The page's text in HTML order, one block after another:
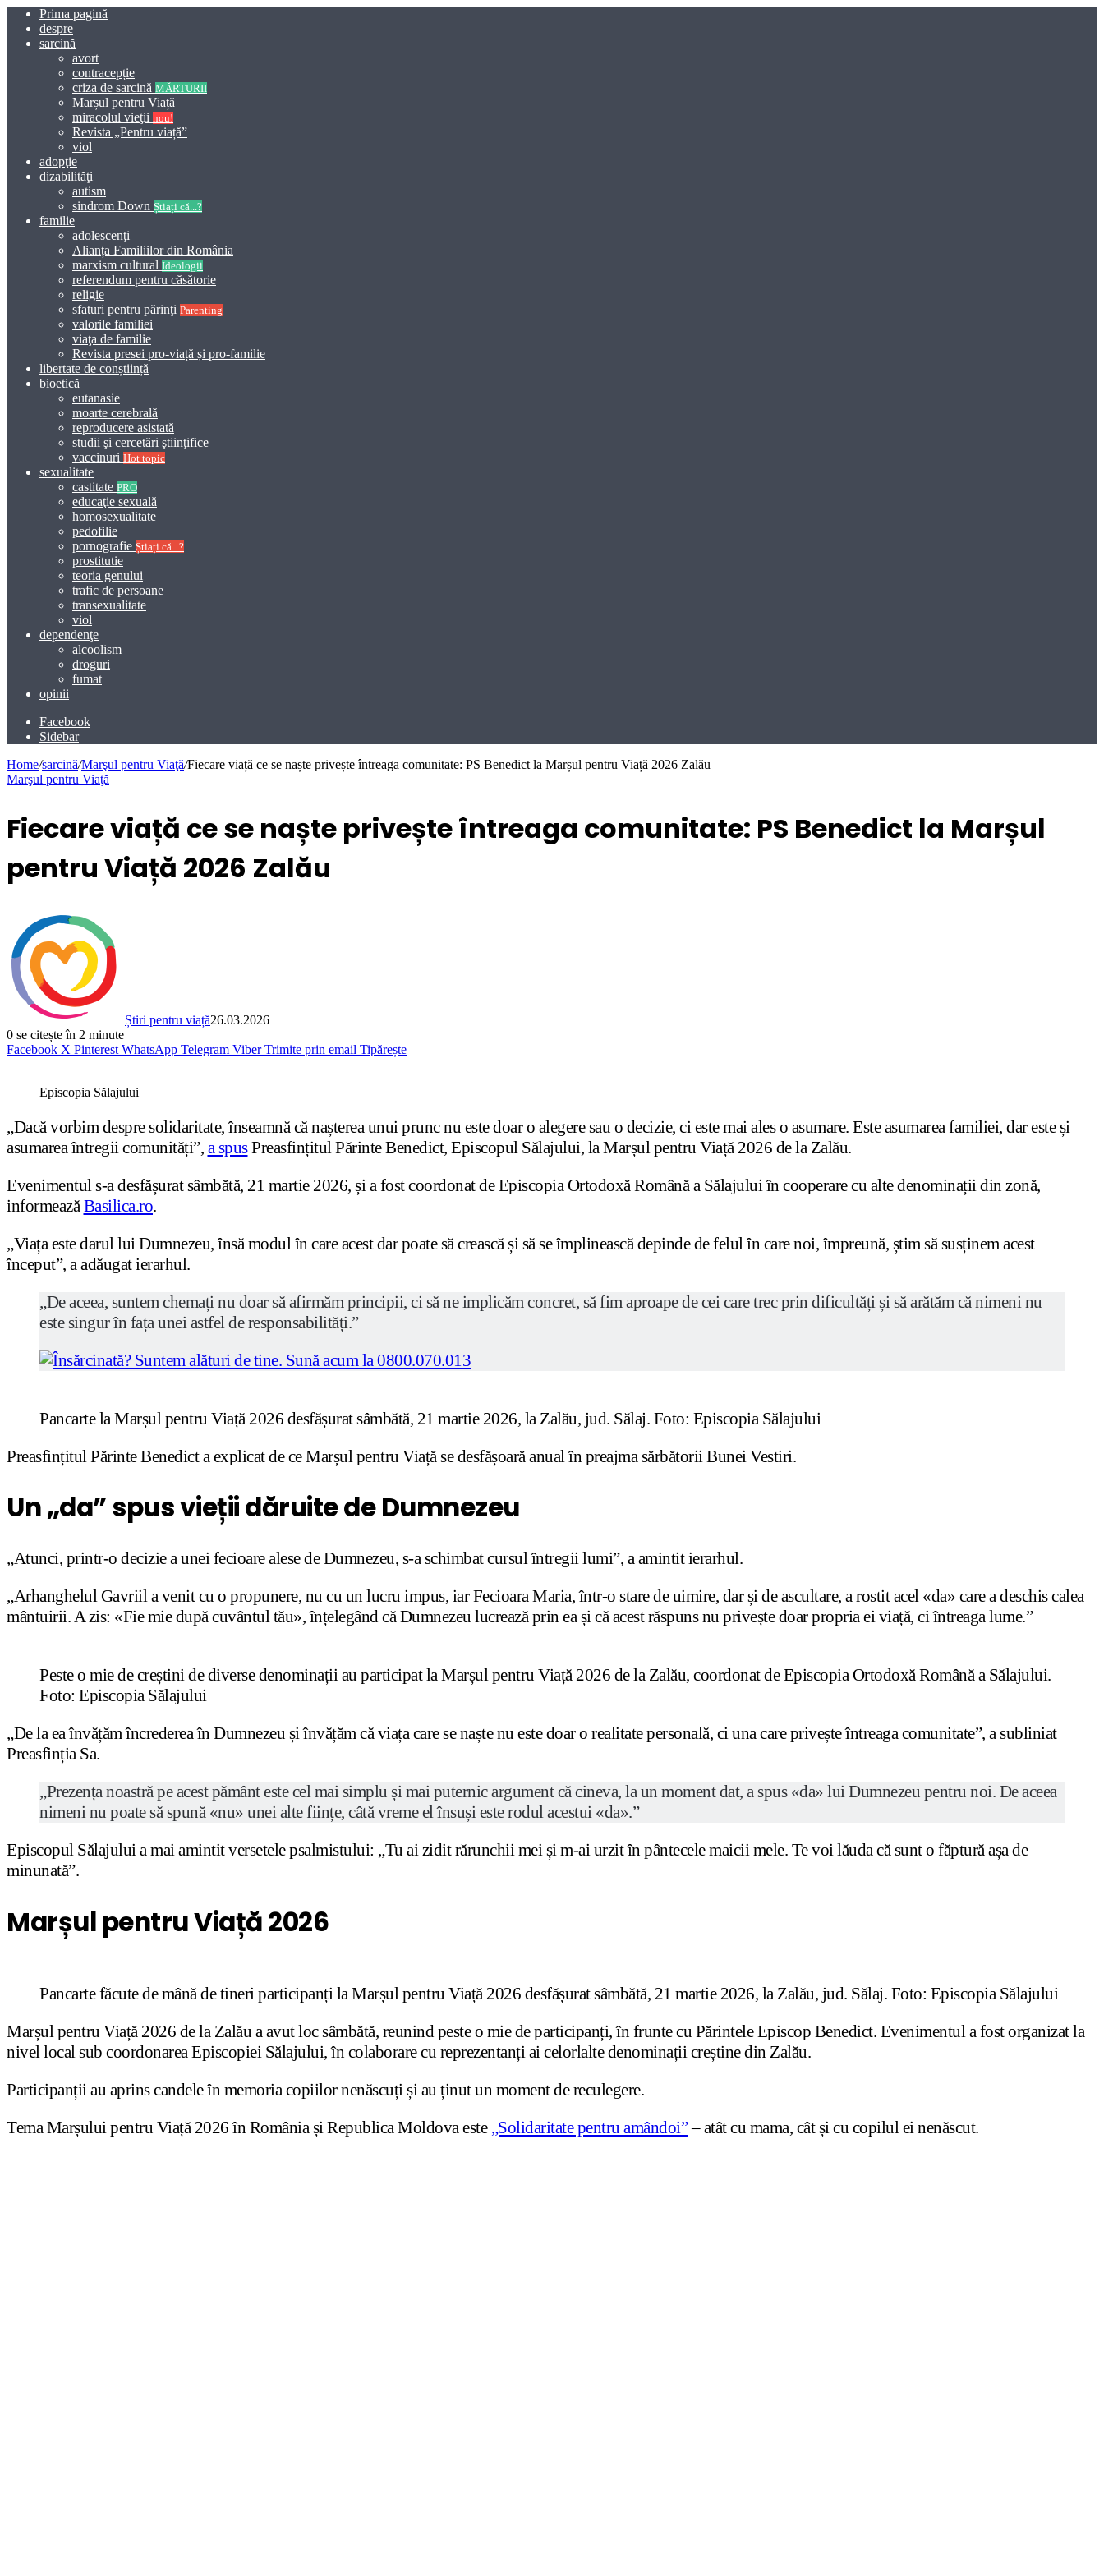
Prima pagină
despre
sarcină
avort
contracepție
criza de sarcină MĂRTURII
Marșul pentru Viață
miracolul vieţii nou!
Revista „Pentru viață”
viol
adopţie
dizabilităţi
autism
sindrom Down Știați că...?
familie
adolescenţi
Alianța Familiilor din România
marxism cultural Ideologii
referendum pentru căsătorie
religie
sfaturi pentru părinţi Parenting
valorile familiei
viaţa de familie
Revista presei pro-viață și pro-familie
libertate de conștiință
bioetică
eutanasie
moarte cerebrală
reproducere asistată
studii şi cercetări ştiinţifice
vaccinuri Hot topic
sexualitate
castitate PRO
educaţie sexuală
homosexualitate
pedofilie
pornografie Știați că...?
prostitutie
teoria genului
trafic de persoane
transexualitate
viol
dependenţe
alcoolism
droguri
fumat
opinii
Facebook
Sidebar
Home/sarcină/Marşul pentru Viaţă/Fiecare viață ce se naște privește întreaga comunitate: PS Benedict la Marșul pentru Viață 2026 Zalău
Marşul pentru Viaţă
Fiecare viață ce se naște privește întreaga comunitate: PS Benedict la Marșul
pentru Viață 2026 Zalău
Știri pentru viață26.03.2026
0 se citește în 2 minute
Facebook X Pinterest WhatsApp Telegram Viber Trimite prin email Tipărește
Episcopia Sălajului
„Dacă vorbim despre solidaritate, înseamnă că nașterea unui prunc nu este doar o alegere sau o decizie, ci este mai ales o asumare. Este asumarea familiei, dar este și
asumarea întregii comunități”, aspusPreasfințitul Părinte Benedict, Episcopul Sălajului, la Marșul pentru Viață 2026 de la Zalău.
Evenimentul s-a desfășurat sâmbătă, 21 martie 2026, și a fost coordonat de Episcopia Ortodoxă Română a Sălajului în cooperare cu alte denominații din zonă,
informeazăBasilica.ro.
„Viața este darul lui Dumnezeu, însă modul în care acest dar poate să crească și să se împlinească depinde de felul în care noi, împreună, știm să susținem acest
început”, a adăugat ierarhul.
„De aceea, suntem chemați nu doar să afirmăm principii, ci să ne implicăm concret, să fim aproape de cei care trec prin dificultăți și să arătăm că nimeni nu
este singur în fața unei astfel de responsabilități.”
Pancarte la Marșul pentru Viață 2026 desfășurat sâmbătă, 21 martie 2026, la Zalău, jud. Sălaj. Foto: Episcopia Sălajului
Preasfințitul Părinte Benedict a explicat de ce Marșul pentru Viață se desfășoară anual în preajma sărbătorii Bunei Vestiri.
Un „da” spus vieții dăruite de Dumnezeu
„Atunci, printr-o decizie a unei fecioare alese de Dumnezeu, s-a schimbat cursul întregii lumi”, a amintit ierarhul.
„Arhanghelul Gavriil a venit cu o propunere, nu cu un lucru impus, iar Fecioara Maria, într-o stare de uimire, dar și de ascultare, a rostit acel «da» care a deschis calea
mântuirii. A zis: «Fie mie după cuvântul tău», înțelegând că Dumnezeu lucrează prin ea și că acest răspuns nu privește doar propria ei viață, ci întreaga lume.”
Peste o mie de creștini de diverse denominații au participat la Marșul pentru Viață 2026 de la Zalău, coordonat de Episcopia Ortodoxă Română a Sălajului.
Foto: Episcopia Sălajului
„De la ea învățăm încrederea în Dumnezeu și învățăm că viața care se naște nu este doar o realitate personală, ci una care privește întreaga comunitate”, a subliniat
Preasfinția Sa.
„Prezența noastră pe acest pământ este cel mai simplu și mai puternic argument că cineva, la un moment dat, a spus «da» lui Dumnezeu pentru noi. De aceea
nimeni nu poate să spună «nu» unei alte ființe, câtă vreme el însuși este rodul acestui «da».”
Episcopul Sălajului a mai amintit versetele psalmistului: „Tu ai zidit rărunchii mei și m-ai urzit în pântecele maicii mele. Te voi lăuda că sunt o făptură așa de
minunată”.
Marșul pentru Viață 2026
Pancarte făcute de mână de tineri participanți la Marșul pentru Viață 2026 desfășurat sâmbătă, 21 martie 2026, la Zalău, jud. Sălaj. Foto: Episcopia Sălajului
Marșul pentru Viață 2026 de la Zalău a avut loc sâmbătă, reunind peste o mie de participanți, în frunte cu Părintele Episcop Benedict. Evenimentul a fost organizat la
nivel local sub coordonarea Episcopiei Sălajului, în colaborare cu reprezentanți ai celorlalte denominații creștine din Zalău.
Participanții au aprins candele în memoria copiilor nenăscuți și au ținut un moment de reculegere.
Tema Marșului pentru Viață 2026 în România și Republica Moldova este „Solidaritate pentru amândoi”– atât cu mama, cât și cu copilul ei nenăscut.